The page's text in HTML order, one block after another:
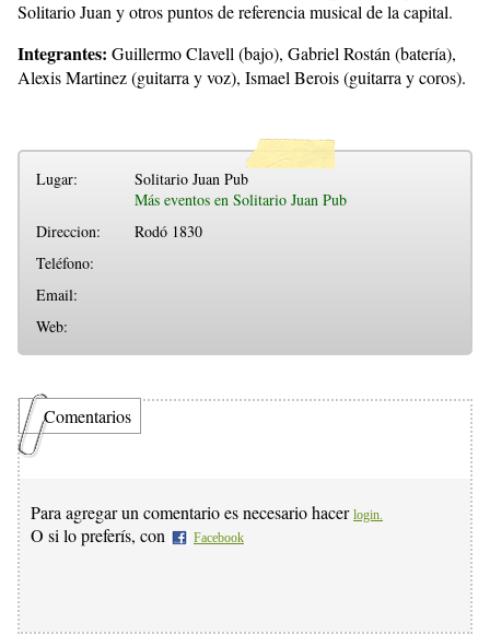
Solitario Juan y otros puntos de referencia musical de la capital.
Integrantes: Guillermo Clavell (bajo), Gabriel Rostán (batería),
Alexis Martinez (guitarra y voz), Ismael Berois (guitarra y coros).
Lugar:
Solitario Juan Pub
Más eventos en Solitario Juan Pub
Direccion:
Rodó 1830
Teléfono:
Email:
Web:
Comentarios
Para agregar un comentario es necesario hacer login.
O si lo preferís, con Facebook